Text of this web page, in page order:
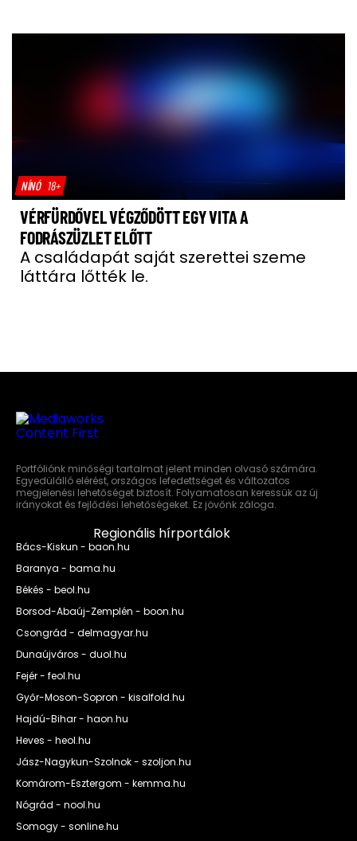
NÍNÓ 18+
VÉRFÜRDŐVEL VÉGZŐDÖTT EGY VITA A
FODRÁSZÜZLET ELŐTT
A családapát saját szerettei szeme
láttára lőtték le.
Portfóliónk minőségi tartalmat jelent minden olvasó számára.
Egyedülálló elérést, országos lefedettséget és változatos
megjelenési lehetőséget biztosít. Folyamatosan keressük az új
irányokat és fejlődési lehetőségeket. Ez jövőnk záloga.
Regionális hírportálok
Bács-Kiskun - baon.hu
Baranya - bama.hu
Békés - beol.hu
Borsod-Abaúj-Zemplén - boon.hu
Csongrád - delmagyar.hu
Dunaújváros - duol.hu
Fejér - feol.hu
Győr-Moson-Sopron - kisalfold.hu
Hajdú-Bihar - haon.hu
Heves - heol.hu
Jász-Nagykun-Szolnok - szoljon.hu
Komárom-Esztergom - kemma.hu
Nógrád - nool.hu
Somogy - sonline.hu